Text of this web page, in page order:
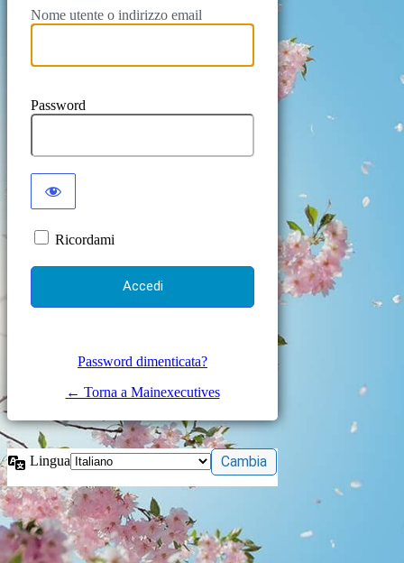
Nome utente o indirizzo email
Password
Ricordami
Password dimenticata?
← Torna a Mainexecutives
Lingua